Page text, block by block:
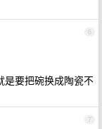
6
是要把碗换成陶瓷不
7